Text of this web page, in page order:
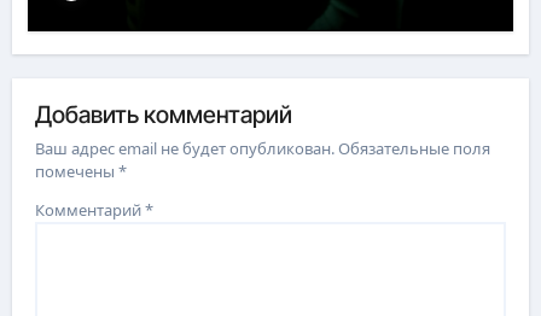
Добавить комментарий
Ваш адрес email не будет опубликован.Обязательные поля
помечены*
Комментарий*